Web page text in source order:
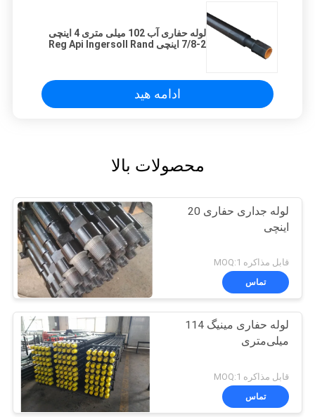
لوله حفاری آب 102 میلی متری 4 اینچی
2-7/8 اینچی Reg Api Ingersoll Rand
ادامه هید
محصولات بالا
لوله جداری حفاری 20
اینچی
قابل مذاکره MOQ:1
تماس
لوله حفاری مینیگ 114
میلی‌متری
قابل مذاکره MOQ:1
تماس